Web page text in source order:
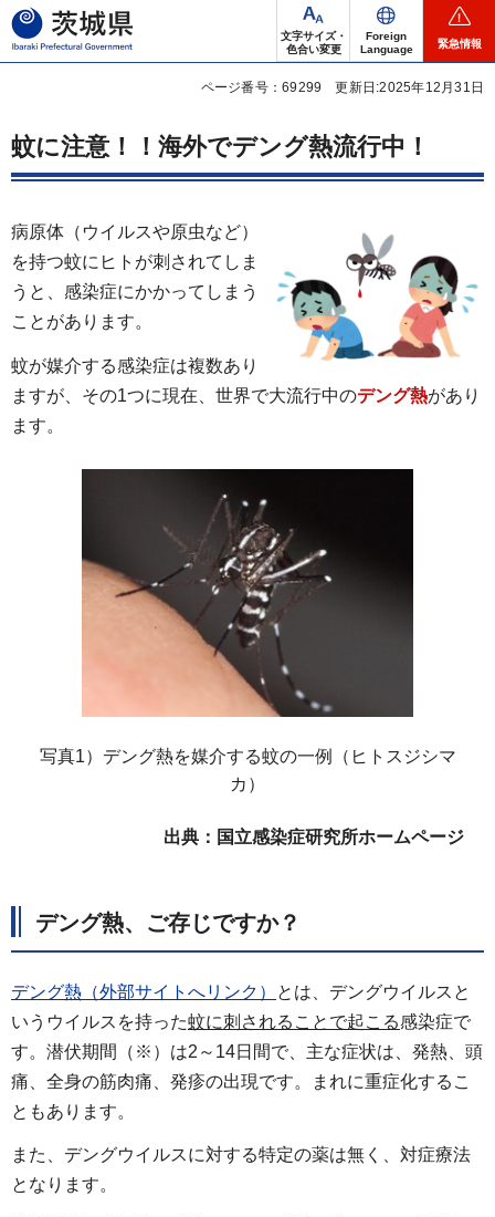
茨城県
文字サイズ・
色合い変更
Foreign
Language
緊急情報
ページ番号：69299 更新日:2025年12月31日
蚊に注意！！海外でデング熱流行中！
病原体（ウイルスや原虫など）
を持つ蚊にヒトが刺されてしま
うと、感染症にかかってしまう
ことがあります。
蚊が媒介する感染症は複数あり
ますが、その1つに現在、世界で大流行中のデング熱があり
ます。
写真1）デング熱を媒介する蚊の一例（ヒトスジシマ
カ）
出典：国立感染症研究所ホームページ
デング熱、ご存じですか？
デング熱（外部サイトへリンク）
とは、デングウイルスと
いうウイルスを持った蚊に刺されることで起こる感染症で
す。潜伏期間（※）は2～14日間で、主な症状は、発熱、頭
痛、全身の筋肉痛、発疹の出現です。まれに重症化するこ
ともあります。
また、デングウイルスに対する特定の薬は無く、対症療法
となります。